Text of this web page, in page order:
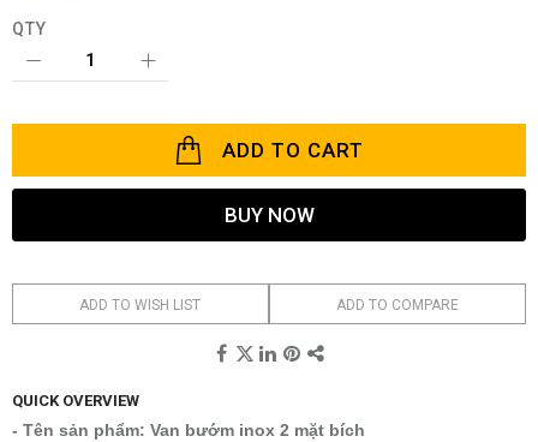
QTY
ADD TO CART
BUY NOW
ADD TO WISH LIST ADD TO COMPARE
QUICK OVERVIEW
- Tên sản phẩm: Van bướm inox 2 mặt bích